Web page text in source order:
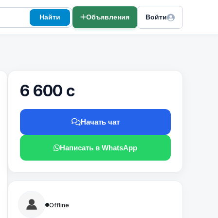
Найти Объявления Войти
6 600 с
Начать чат
Написать в WhatsApp
Offline